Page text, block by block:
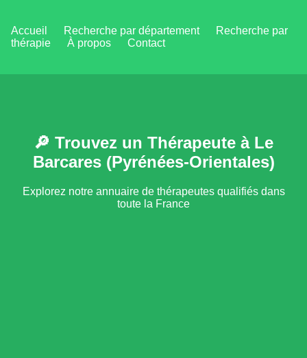
Accueil Recherche par département
Recherche par
thérapie
À propos Contact
🔎 Trouvez un Thérapeute à Le
Barcares (Pyrénées-Orientales)
Explorez notre annuaire de thérapeutes qualifiés dans
toute la France